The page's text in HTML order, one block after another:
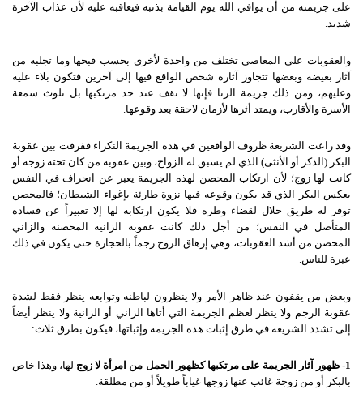
على جريمته من أن يوافي الله يوم القيامة بذنبه فيعاقبه عليه لأن عذاب الآخرة
شديد.
والعقوبات على المعاصي تختلف من واحدة لأخرى بحسب قبحها وما تجلبه من
آثار بغيضة وبعضها تتجاوز آثاره شخص الواقع فيها إلى آخرين فتكون بلاء عليه
وعليهم، ومن ذلك جريمة الزنا فإنها لا تقف عند حد مرتكبها بل تلوث سمعة
الأسرة والأقارب، ويمتد أثرها لأزمان لاحقة بعد وقوعها.
وقد راعت الشريعة ظروف الواقعين في هذه الجريمة النكراء ففرقت بين عقوبة
البكر (الذكر أو الأنثى) الذي لم يسبق له الزواج، وبين عقوبة من كان تحته زوجة أو
كانت لها زوج؛ لأن ارتكاب المحصن لهذه الجريمة يعبر عن انحراف في النفس
بعكس البكر الذي قد يكون وقوعه فيها نزوة طارئة بإغواء الشيطان؛ فالمحصن
توفر له طريق حلال لقضاء وطره فلا يكون ارتكابه لها إلا تعبيراً عن فساده
المتأصل في النفس؛ من أجل ذلك كانت عقوبة الزانية المحصنة والزاني
المحصن من أشد العقوبات، وهي إزهاق الروح رجماً بالحجارة حتى يكون في ذلك
عبرة للناس.
وبعض من يقفون عند ظاهر الأمر ولا ينظرون لباطنه وتوابعه ينظر فقط لشدة
عقوبة الرجم ولا ينظر لعظم الجريمة التي أتاها الزاني أو الزانية ولا ينظر أيضاً
إلى تشدد الشريعة في طرق إثبات هذه الجريمة وإثباتها، فيكون بطرق ثلاث:
1- ظهور آثار الجريمة على مرتكبها كظهور الحمل من امرأة لا زوج
لها، وهذا خاص
بالبكر أو من زوجة غائب عنها زوجها غياباً طويلاً أو من مطلقة.